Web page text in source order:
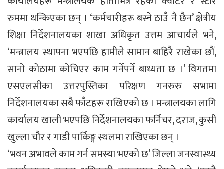
रुममा थन्किएका छन् । ‘कर्मचारीहरू बस्ने ठाउँ नै छैन’ क्षेत्रीय
शिक्षा निर्देशनालयका शाखा अधिकृत उत्तम आचार्यले भने,
‘मन्त्रालय स्थापना भएपछि हामीले सामान बाहिरै राखेका छौं,
सानो कोठामा कोचिएर काम गर्नेपर्ने बाध्यता छ ।’ विगतमा
एसएलसीका उत्तरपुस्तिका परिक्षण गनरुरु सभामा
निर्देशनालयका सबै फाँटहरू राखिएको छ । मन्त्रालयका लागि
कार्यालय खाली भएपछि निर्देशनालयका फर्निचर, दराज, कुसी
खुल्ला चौर र गाडी पार्किङ्ग स्थलमा राखिएका छन् ।
‘भवन अभावले काम गर्न समस्या भएको छ’ जिल्ला जनस्वास्थ्य